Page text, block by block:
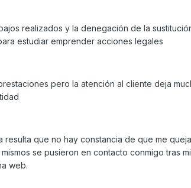
realizados y la denegación de la
estudiar emprender acciones legales
pero la atención al cliente deja
que no hay constancia de que me
se pusieron en contacto conmigo tras mi
web.